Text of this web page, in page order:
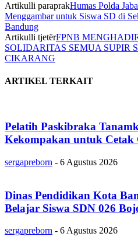
Artikulli paraprakHumas Polda
Menggambar untuk Siswa SD di
Bandung
Artikulli tjetërFPNB
SOLIDARITAS SEMUA SUPIR
CIKARANG
ARTIKEL TERKAIT
Pelatih Paskibraka
Kekompakan untuk Cetak
sergapreborn - 6 Agustus 2026
Dinas Pendidikan Kota
Belajar Siswa SDN 026
sergapreborn - 6 Agustus 2026